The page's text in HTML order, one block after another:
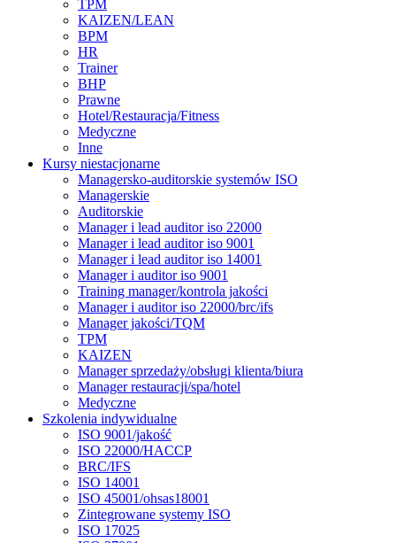
TPM
KAIZEN/LEAN
BPM
HR
Trainer
BHP
Prawne
Hotel/Restauracja/Fitness
Medyczne
Inne
Kursy niestacjonarne
Managersko-auditorskie systemów ISO
Managerskie
Auditorskie
Manager i lead auditor iso 22000
Manager i lead auditor iso 9001
Manager i lead auditor iso 14001
Manager i auditor iso 9001
Training manager/kontrola jakości
Manager i auditor iso 22000/brc/ifs
Manager jakości/TQM
TPM
KAIZEN
Manager sprzedaży/obsługi klienta/biura
Manager restauracji/spa/hotel
Medyczne
Szkolenia indywidualne
ISO 9001/jakość
ISO 22000/HACCP
BRC/IFS
ISO 14001
ISO 45001/ohsas18001
Zintegrowane systemy ISO
ISO 17025